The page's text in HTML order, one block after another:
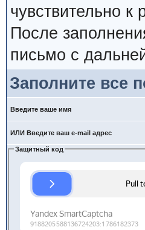
чувствительно к
После
письмо с
Заполните все
Введите ваше имя
ИЛИ Введите ваш e-mail адрес
Защитный код